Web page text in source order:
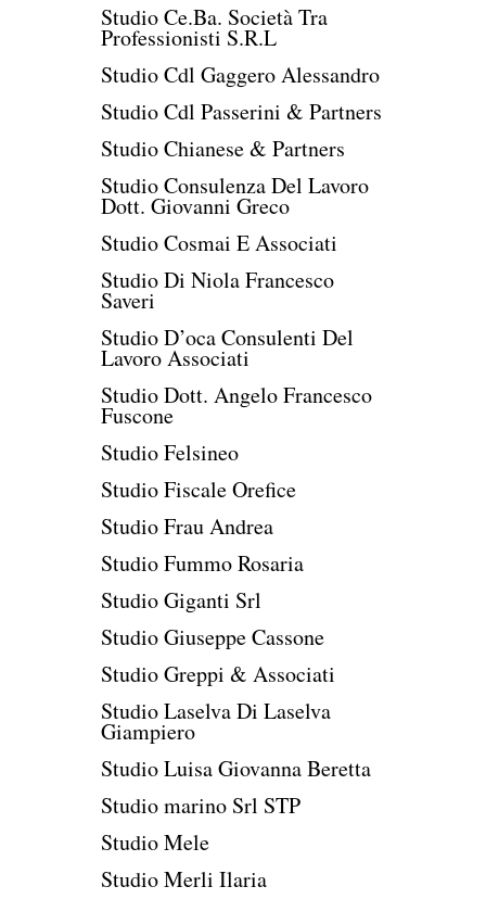
Studio Ce.Ba. Società Tra
Professionisti S.R.L
Studio Cdl Gaggero Alessandro
Studio Cdl Passerini & Partners
Studio Chianese & Partners
Studio Consulenza Del Lavoro
Dott. Giovanni Greco
Studio Cosmai E Associati
Studio Di Niola Francesco
Saveri
Studio D’oca Consulenti Del
Lavoro Associati
Studio Dott. Angelo Francesco
Fuscone
Studio Felsineo
Studio Fiscale Orefice
Studio Frau Andrea
Studio Fummo Rosaria
Studio Giganti Srl
Studio Giuseppe Cassone
Studio Greppi & Associati
Studio Laselva Di Laselva
Giampiero
Studio Luisa Giovanna Beretta
Studio marino Srl STP
Studio Mele
Studio Merli Ilaria